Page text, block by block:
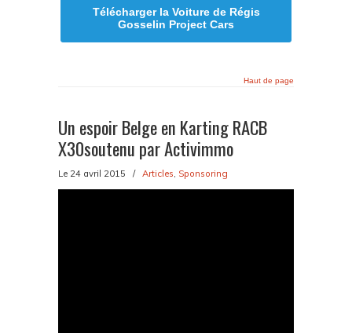
Télécharger la Voiture de Régis
Gosselin Project Cars
Haut de page
Un espoir Belge en Karting RACB
X30soutenu par Activimmo
Le 24 avril 2015 / Articles, Sponsoring